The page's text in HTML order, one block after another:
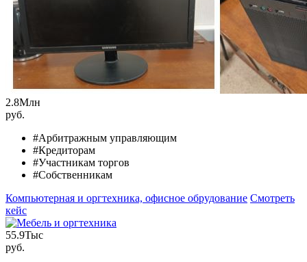
2.8Млн
руб.
#Арбитражным управляющим
#Кредиторам
#Участникам торгов
#Собственникам
Компьютерная и оргтехника, офисное обрудование Смотреть
кейс
55.9Тыс
руб.